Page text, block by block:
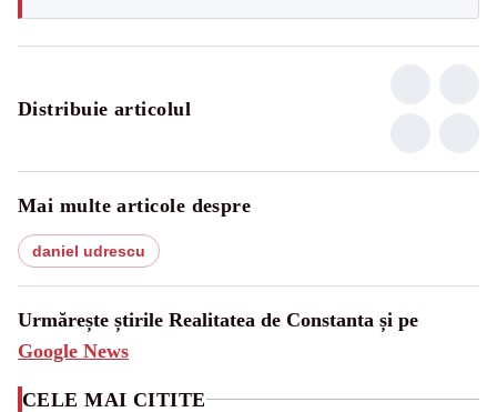
Distribuie articolul
Mai multe articole despre
daniel udrescu
Urmărește știrile Realitatea de Constanta și pe
Google News
CELE MAI CITITE